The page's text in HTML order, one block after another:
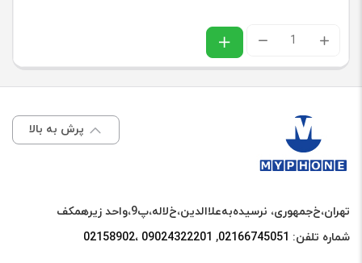
فلت
تاچ
سامسونگ
J510
عدد
پرش به بالا
تهران،خ‌جمهوری، نرسیده‌به‌علاالدین،‌خ‌لاله،‌پ9،واحد زیرهمکف
شماره تلفن: 02166745051‌
, 09024322201 ،02158902